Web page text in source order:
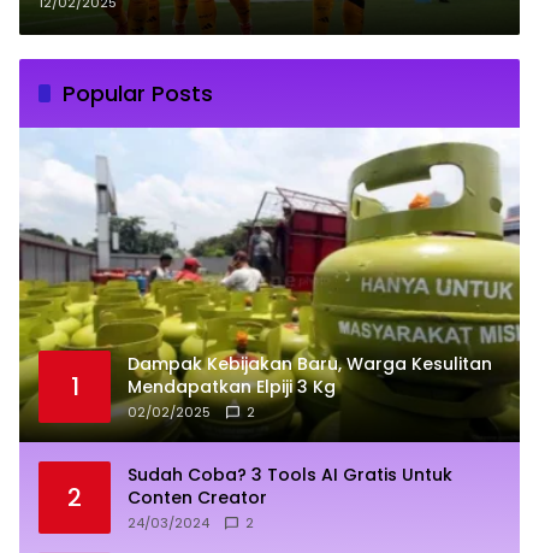
Popular Posts
1
Dampak Kebijakan Baru, Warga Kesulitan
Mendapatkan Elpiji 3 Kg
02/02/2025 2
2
Sudah Coba? 3 Tools AI Gratis Untuk
Conten Creator
24/03/2024 2